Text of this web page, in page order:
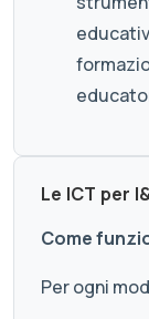
Le ICT per
Come
Per ogni